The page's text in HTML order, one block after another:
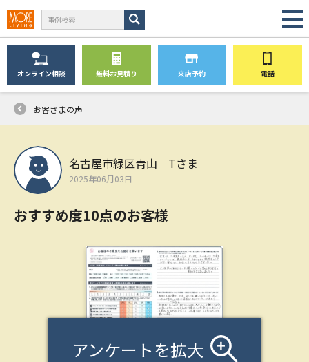
オンライン相談 無料お見積り 来店予約 電話
お客さまの声
名古屋市緑区青山 Tさま
2025年06月03日
おすすめ度10点のお客様
アンケートを拡大